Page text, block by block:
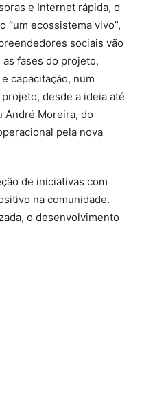
e Internet rápida, o
“um ecossistema vivo”,
sociais vão
fases do projeto,
capacitação, num
desde a ideia até
André Moreira, do
pela nova
de iniciativas com
na comunidade.
o desenvolvimento